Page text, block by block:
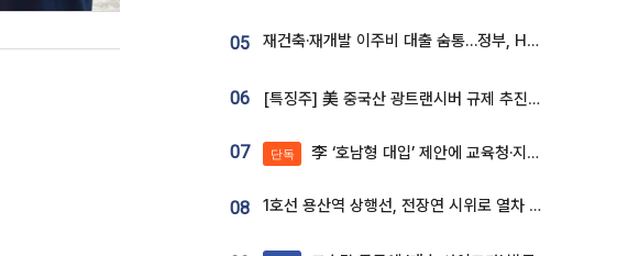
05 재건축·재개발 이주비 대출 숨통…정부, HF 보증 신설 추진
06 [특징주] 美 중국산 광트랜시버 규제 추진에 대한광통신 등 광통신株 강세
07 단독 李 ‘호남형 대입’ 제안에 교육청·지역대학 서·논술형 입시 연계 '착수'
08 1호선 용산역 상행선, 전장연 시위로 열차 무정차 운행